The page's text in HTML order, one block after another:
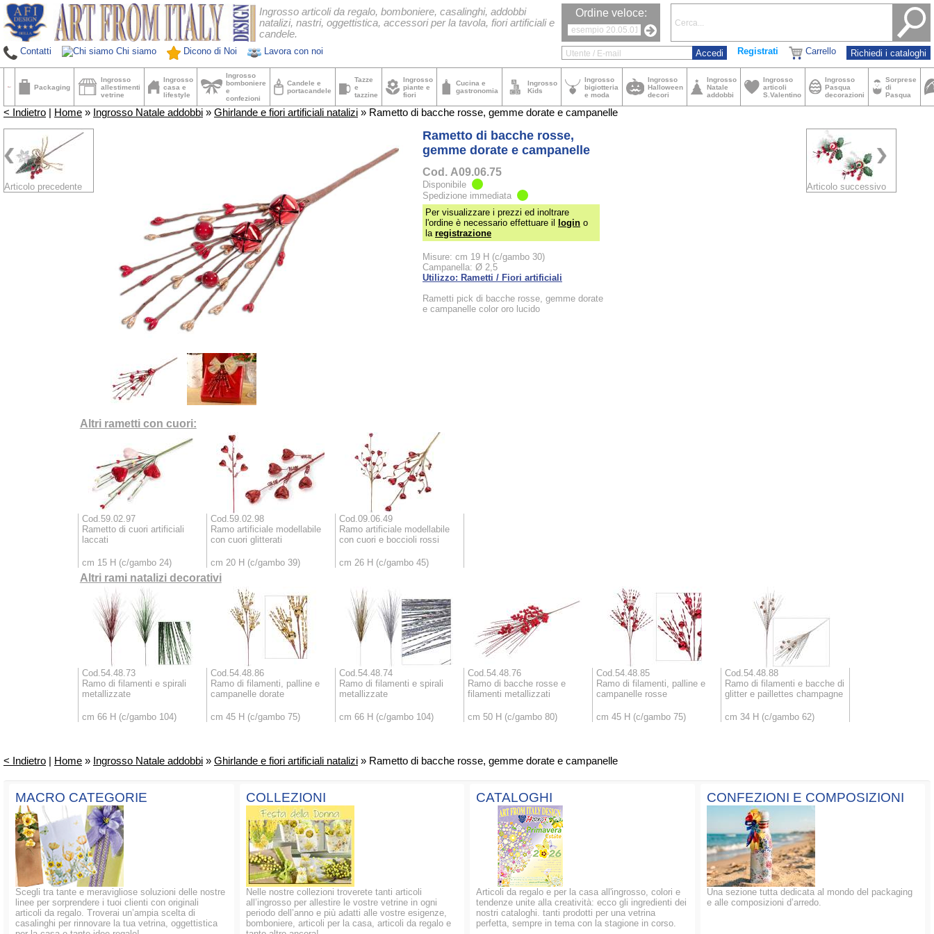
Contatti Chi siamo Dicono di Noi Lavora con noi Registrati Carrello Richiedi i cataloghi
Ingrosso articoli da regalo, bomboniere, casalinghi, addobbi
natalizi, nastri, oggettistica, accessori per la tavola, fiori artificiali e
candele.
Ordine veloce:
Packaging
Ingrosso
allestimenti
vetrine
Ingrosso
casa e
lifestyle
Ingrosso
bomboniere
e
confezioni
Candele e
portacandele
Tazze
e
tazzine
Ingrosso
piante e
fiori
Cucina e
gastronomia
Ingrosso
Kids
Ingrosso
bigiotteria
e moda
Ingrosso
Halloween
decori
Ingrosso
Natale
addobbi
Ingrosso
articoli
S.Valentino
Ingrosso
Pasqua
decorazioni
Sorprese
di
Pasqua
< Indietro Home » Ingrosso Natale addobbi » Ghirlande e fiori artificiali natalizi » Rametto di bacche rosse, gemme dorate e campanelle
Articolo precedente
Rametto di bacche rosse,
gemme dorate e campanelle
Cod. A09.06.75
Disponibile
Spedizione immediata
Per visualizzare i prezzi ed inoltrare
l'ordine è necessario effettuare il
login o
la registrazione
Misure: cm 19 H (c/gambo 30)
Campanella: Ø 2,5
Utilizzo: Rametti / Fiori artificiali
Rametti pick di bacche rosse, gemme dorate
e campanelle color oro lucido
Articolo successivo
Altri rametti con cuori:
Cod.59.02.97
Rametto di cuori artificiali
laccati
cm 15 H (c/gambo 24)
Cod.59.02.98
Ramo artificiale modellabile
con cuori glitterati
cm 20 H (c/gambo 39)
Cod.09.06.49
Ramo artificiale modellabile
con cuori e boccioli rossi
cm 26 H (c/gambo 45)
Altri rami natalizi decorativi
Cod.54.48.73
Ramo di filamenti e spirali
metallizzate
cm 66 H (c/gambo 104)
Cod.54.48.86
Ramo di filamenti, palline e
campanelle dorate
cm 45 H (c/gambo 75)
Cod.54.48.74
Ramo di filamenti e spirali
metallizzate
cm 66 H (c/gambo 104)
Cod.54.48.76
Ramo di bacche rosse e
filamenti metallizzati
cm 50 H (c/gambo 80)
Cod.54.48.85
Ramo di filamenti, palline e
campanelle rosse
cm 45 H (c/gambo 75)
Cod.54.48.88
Ramo di filamenti e bacche di
glitter e paillettes champagne
cm 34 H (c/gambo 62)
< Indietro | Home » Ingrosso Natale addobbi » Ghirlande e fiori artificiali natalizi » Rametto di bacche rosse, gemme dorate e campanelle
MACRO CATEGORIE
Scegli tra tante e meravigliose soluzioni delle nostre
linee per sorprendere i tuoi clienti con originali
articoli da regalo. Troverai un’ampia scelta di
casalinghi per rinnovare la tua vetrina, oggettistica
COLLEZIONI
Nelle nostre collezioni troverete tanti articoli
all’ingrosso per allestire le vostre vetrine in ogni
periodo dell’anno e più adatti alle vostre esigenze,
bomboniere, articoli per la casa, articoli da regalo e
CATALOGHI
Articoli da regalo e per la casa all'ingrosso, colori e
tendenze unite alla creatività: ecco gli ingredienti dei
nostri cataloghi. tanti prodotti per una vetrina
perfetta, sempre in tema con la stagione in corso.
CONFEZIONI E COMPOSIZIONI
Una sezione tutta dedicata al mondo del packaging
e alle composizioni d’arredo.